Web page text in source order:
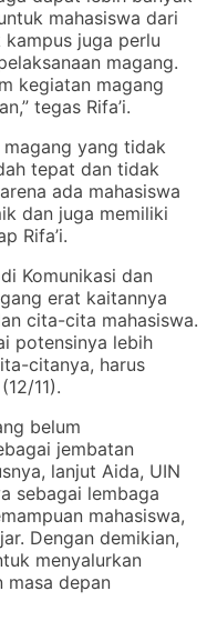
mahasiswa dari
kampus juga perlu
magang.
kegiatan magang
tegas Rifa’i.
yang tidak
tepat dan tidak
ada mahasiswa
dan juga memiliki
Rifa’i.
Komunikasi dan
erat kaitannya
cita-cita mahasiswa.
potensinya lebih
citanya, harus
11).
belum
jembatan
lanjut Aida, UIN
sebagai lembaga
mahasiswa,
Dengan demikian,
menyalurkan
masa depan